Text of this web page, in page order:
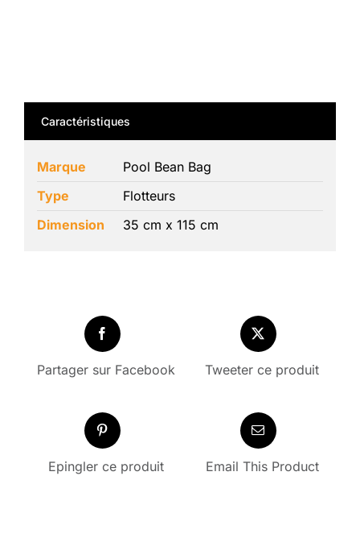
Caractéristiques
Marque
Pool Bean Bag
Type
Flotteurs
Dimension
35 cm x 115 cm
Partager sur Facebook Tweeter ce produit
Epingler ce produit Email This Product